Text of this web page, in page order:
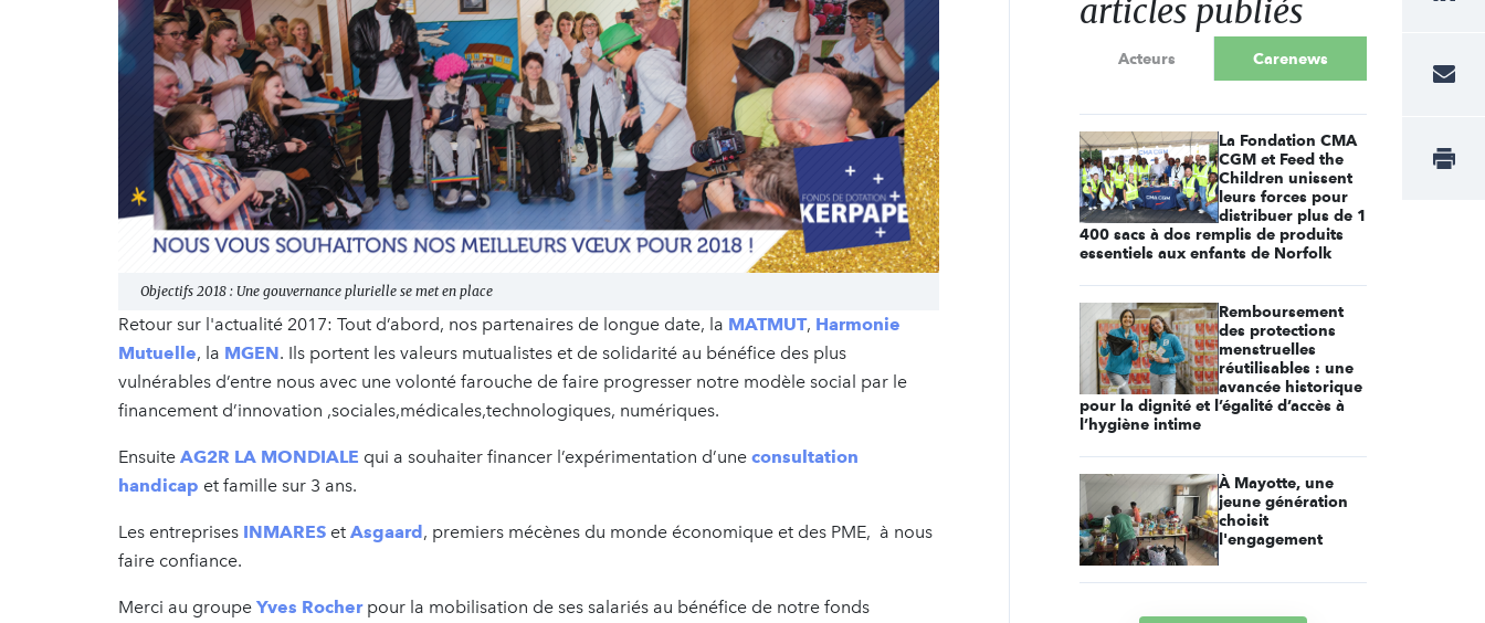
Objectifs 2018 : Une gouvernance plurielle se met en place
Retour sur l'actualité 2017: Tout d’abord, nos partenaires de longue date, la MATMUT, Harmonie
Mutuelle, la MGEN. Ils portent les valeurs mutualistes et de solidarité au bénéfice des plus
vulnérables d’entre nous avec une volonté farouche de faire progresser notre modèle social par le
financement d’innovation ,sociales,médicales,technologiques, numériques.
Ensuite AG2R LA MONDIALE qui a souhaiter financer l’expérimentation d’une consultation
handicap et famille sur 3 ans.
Les entreprises INMARES et Asgaard, premiers mécènes du monde économique et des PME, à nous
faire confiance.
Merci au groupe Yves Rocherpour la mobilisation de ses salariés au bénéfice de notre fonds
articles publiés
Acteurs Carenews
La Fondation CMA
CGM et Feed the
Children unissent
leurs forces pour
distribuer plus de 1
400 sacs à dos remplis de produits
essentiels aux enfants de Norfolk
Remboursement
des protections
menstruelles
réutilisables : une
avancée historique
pour la dignité et l’égalité d’accès à
l’hygiène intime
À Mayotte, une
jeune génération
choisit
l'engagement